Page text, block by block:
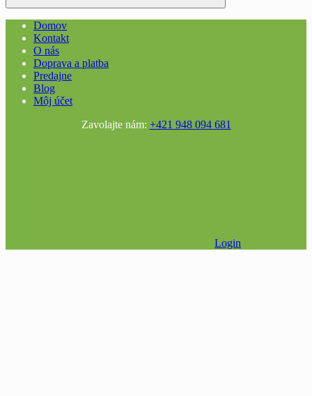
Domov
Kontakt
O nás
Doprava a platba
Predajne
Blog
Môj účet
Zavolajte nám: +421 948 094 681
Login